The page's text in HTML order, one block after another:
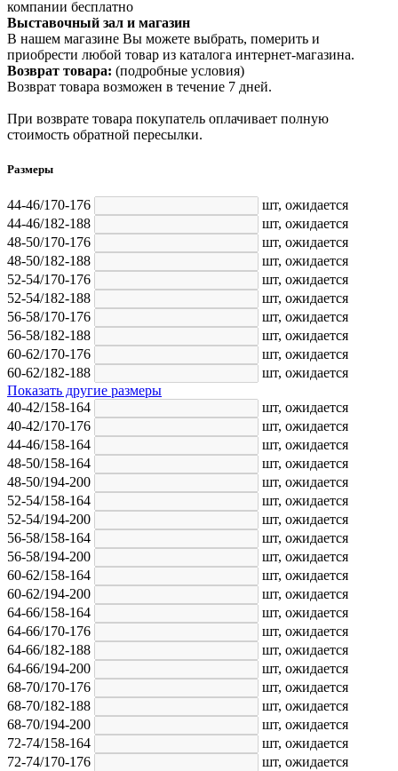
компании бесплатно
Выставочный зал и магазин
В нашем магазине Вы можете выбрать, померить и
приобрести любой товар из каталога интернет-магазина.
Возврат товара: (подробные условия)
Возврат товара возможен в течение 7 дней.
При возврате товара покупатель оплачивает полную
стоимость обратной пересылки.
Размеры
44-46/170-176 шт, ожидается
44-46/182-188
шт, ожидается
48-50/170-176
шт, ожидается
48-50/182-188
шт, ожидается
52-54/170-176
шт, ожидается
52-54/182-188
шт, ожидается
56-58/170-176
шт, ожидается
56-58/182-188
шт, ожидается
60-62/170-176
шт, ожидается
60-62/182-188
шт, ожидается
Показать другие размеры
40-42/158-164
шт, ожидается
40-42/170-176
шт, ожидается
44-46/158-164
шт, ожидается
48-50/158-164
шт, ожидается
48-50/194-200
шт, ожидается
52-54/158-164
шт, ожидается
52-54/194-200
шт, ожидается
56-58/158-164
шт, ожидается
56-58/194-200
шт, ожидается
60-62/158-164
шт, ожидается
60-62/194-200
шт, ожидается
64-66/158-164
шт, ожидается
64-66/170-176
шт, ожидается
64-66/182-188
шт, ожидается
64-66/194-200
шт, ожидается
68-70/170-176
шт, ожидается
68-70/182-188
шт, ожидается
68-70/194-200
шт, ожидается
72-74/158-164
шт, ожидается
72-74/170-176
шт, ожидается